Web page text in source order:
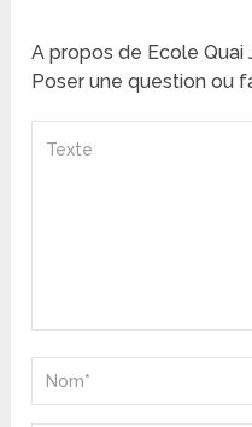
A propos de Ecole Quai
Poser une question ou